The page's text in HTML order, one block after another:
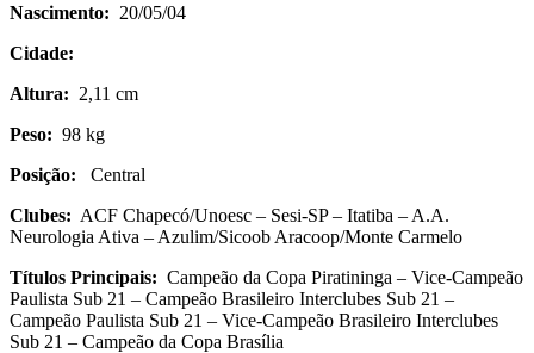
Nascimento: 20/05/04
Cidade:
Altura: 2,11 cm
Peso: 98 kg
Posição: Central
Clubes: ACF Chapecó/Unoesc – Sesi-SP – Itatiba – A.A.
Neurologia Ativa – Azulim/Sicoob Aracoop/Monte Carmelo
Títulos Principais: Campeão da Copa Piratininga – Vice-Campeão
Paulista Sub 21 – Campeão Brasileiro Interclubes Sub 21 –
Campeão Paulista Sub 21 – Vice-Campeão Brasileiro Interclubes
Sub 21 – Campeão da Copa Brasília